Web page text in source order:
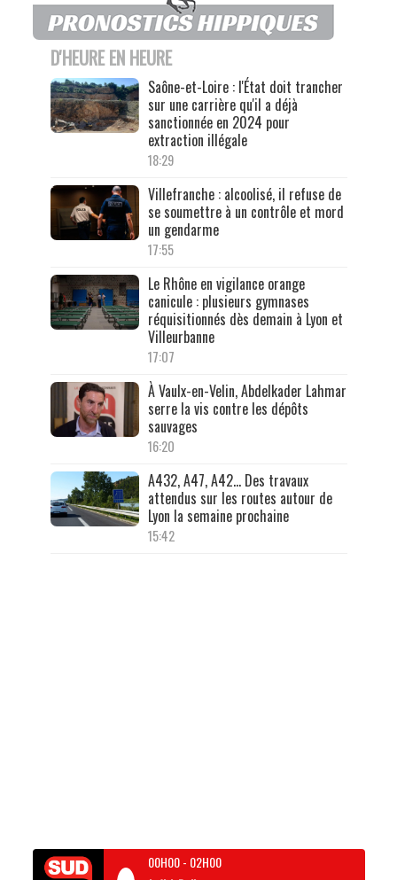
D'HEURE EN HEURE
Saône-et-Loire : l'État doit trancher
sur une carrière qu'il a déjà
sanctionnée en 2024 pour
extraction illégale
18:29
Villefranche : alcoolisé, il refuse de
se soumettre à un contrôle et mord
un gendarme
17:55
Le Rhône en vigilance orange
canicule : plusieurs gymnases
réquisitionnés dès demain à Lyon et
Villeurbanne
17:07
À Vaulx-en-Velin, Abdelkader Lahmar
serre la vis contre les dépôts
sauvages
16:20
A432, A47, A42… Des travaux
attendus sur les routes autour de
Lyon la semaine prochaine
15:42
00H00- 02H00